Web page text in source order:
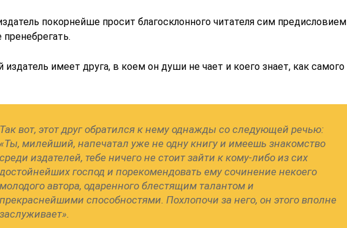
покорнейше просит благосклонного читателя сим предисловием
издатель имеет друга, в коем он души не чает и коего знает, как самого
Так вот, этот друг обратился к нему однажды со следующей речью:
«Ты, милейший, напечатал уже не одну книгу и имеешь знакомство
среди издателей, тебе ничего не стоит зайти к кому-либо из сих
достойнейших господ и порекомендовать ему сочинение некоего
молодого автора, одаренного блестящим талантом и
прекраснейшими способностями. Похлопочи за него, он этого вполне
заслуживает».